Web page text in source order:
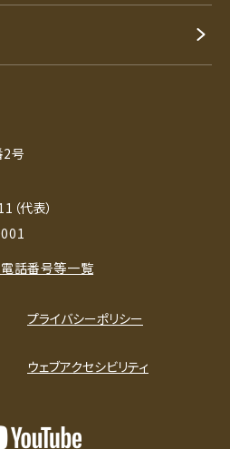
号
代表）
話番号等一覧
プライバシーポリシー
ウェブアクセシビリティ